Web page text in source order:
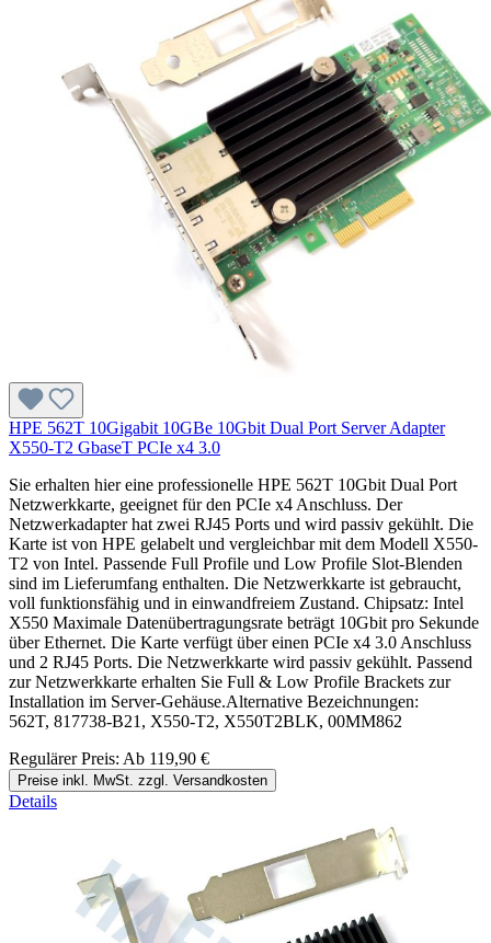
HPE 562T 10Gigabit 10GBe 10Gbit Dual Port Server Adapter
X550-T2 GbaseT PCIe x4 3.0
Sie erhalten hier eine professionelle HPE 562T 10Gbit Dual Port
Netzwerkkarte, geeignet für den PCIe x4 Anschluss. Der
Netzwerkadapter hat zwei RJ45 Ports und wird passiv gekühlt. Die
Karte ist von HPE gelabelt und vergleichbar mit dem Modell X550-
T2 von Intel. Passende Full Profile und Low Profile Slot-Blenden
sind im Lieferumfang enthalten. Die Netzwerkkarte ist gebraucht,
voll funktionsfähig und in einwandfreiem Zustand. Chipsatz: Intel
X550 Maximale Datenübertragungsrate beträgt 10Gbit pro Sekunde
über Ethernet. Die Karte verfügt über einen PCIe x4 3.0 Anschluss
und 2 RJ45 Ports. Die Netzwerkkarte wird passiv gekühlt. Passend
zur Netzwerkkarte erhalten Sie Full & Low Profile Brackets zur
Installation im Server-Gehäuse.Alternative Bezeichnungen:
562T, 817738-B21, X550-T2, X550T2BLK, 00MM862
Regulärer Preis: Ab 119,90 €
Preise inkl. MwSt. zzgl. Versandkosten
Details